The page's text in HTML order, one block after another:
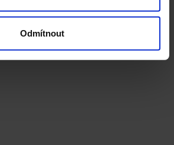
Odmítnout